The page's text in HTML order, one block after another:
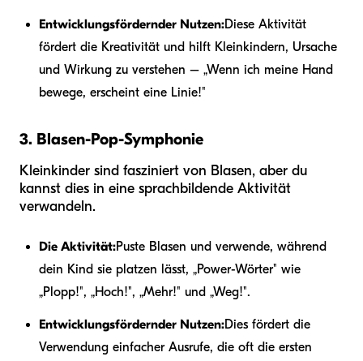
Entwicklungsfördernder Nutzen:Diese Aktivität
fördert die Kreativität und hilft Kleinkindern, Ursache
und Wirkung zu verstehen – „Wenn ich meine Hand
bewege, erscheint eine Linie!"
3. Blasen-Pop-Symphonie
Kleinkinder sind fasziniert von Blasen, aber du
kannst dies in eine sprachbildende Aktivität
verwandeln.
Die Aktivität:Puste Blasen und verwende, während
dein Kind sie platzen lässt, „Power-Wörter" wie
„Plopp!", „Hoch!", „Mehr!" und „Weg!".
Entwicklungsfördernder Nutzen:Dies fördert die
Verwendung einfacher Ausrufe, die oft die ersten